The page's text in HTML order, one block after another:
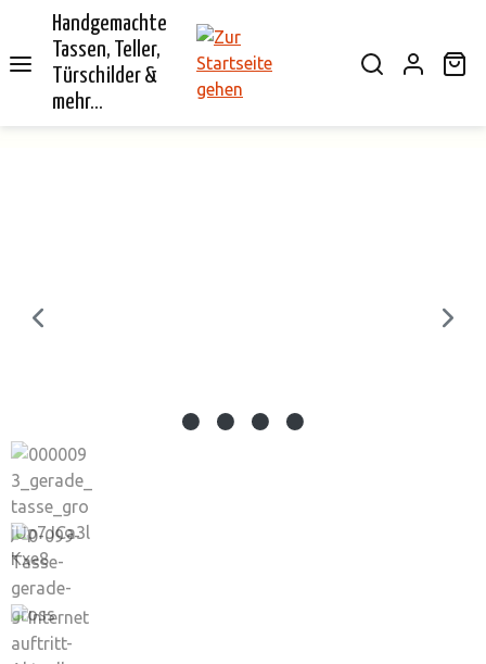
springen
Handgemachte
Tassen, Teller,
Türschilder &
mehr...